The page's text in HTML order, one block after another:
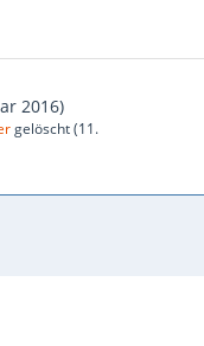
2016)
gelöscht (11.